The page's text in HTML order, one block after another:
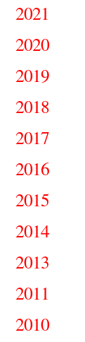
2021
2020
2019
2018
2017
2016
2015
2014
2013
2011
2010